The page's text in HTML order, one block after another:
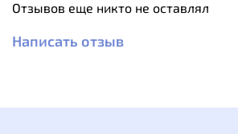
8 крючков с фиксатором;
карабин Naturehike в комплекте
Длина: 42 см
Отзывов еще никто не оставлял
Написать отзыв